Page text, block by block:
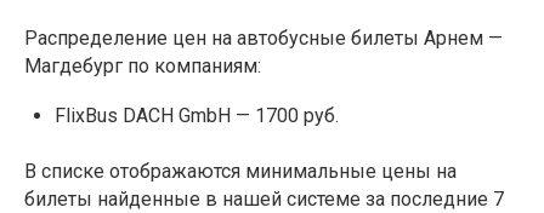
Распределение цен на автобусные билеты Арнем —
Магдебург по компаниям:
FlixBus DACH GmbH — 1700 руб.
В списке отображаются минимальные цены на
билеты найденные в нашей системе за последние 7